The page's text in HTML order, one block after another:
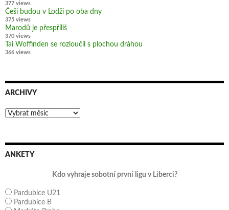
377 views
Češi budou v Lodži po oba dny
375 views
Marodů je přespříliš
370 views
Tai Woffinden se rozloučil s plochou dráhou
366 views
ARCHIVY
Archivy
ANKETY
Kdo vyhraje sobotní první ligu v Liberci?
Pardubice U21
Pardubice B